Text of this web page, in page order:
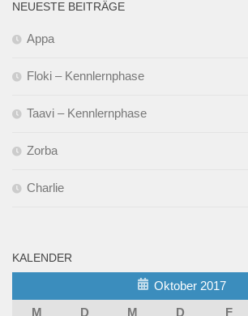
NEUESTE BEITRÄGE
Appa
Floki – Kennlernphase
Taavi – Kennlernphase
Zorba
Charlie
KALENDER
Oktober 2017
M
D M D F